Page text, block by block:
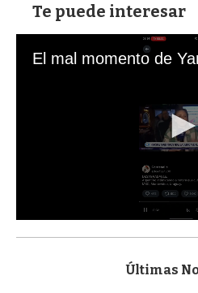
Te puede interesar
s
Últimas